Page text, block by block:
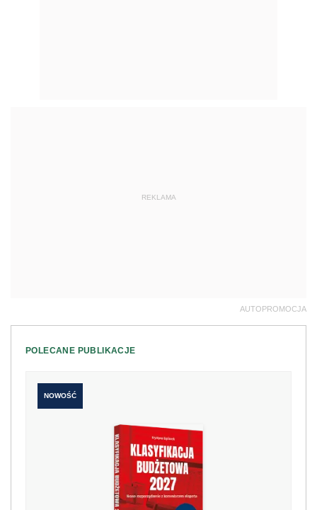
REKLAMA
AUTOPROMOCJA
POLECANE PUBLIKACJE
NOWOŚĆ